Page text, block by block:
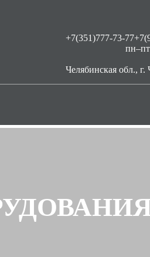
+7(351)777-73-77
Челябинская обл.,